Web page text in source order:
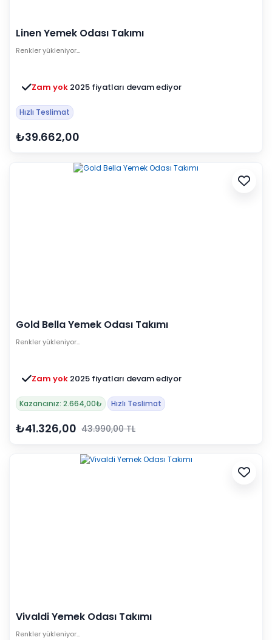
Linen Yemek Odası Takımı
Renkler yükleniyor…
Zam yok 2025 fiyatları devam ediyor
Hızlı Teslimat
₺39.662,00
Gold Bella Yemek Odası Takımı
Renkler yükleniyor…
Zam yok 2025 fiyatları devam ediyor
Kazancınız: 2.664,00₺ Hızlı Teslimat
₺41.326,00 43.990,00 TL
Vivaldi Yemek Odası Takımı
Renkler yükleniyor…